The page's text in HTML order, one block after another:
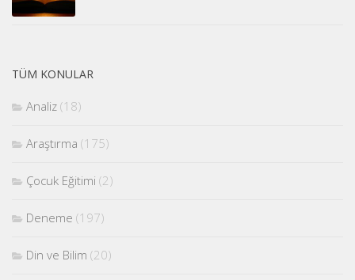
TÜM KONULAR
Analiz (18)
Araştırma (175)
Çocuk Eğitimi (2)
Deneme (197)
Din ve Bilim (20)